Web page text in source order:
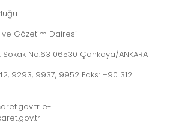
Gözetim Dairesi
Sokak No:63 06530 Çankaya/ANKARA
9293, 9937, 9952 Faks: +90 312
e-